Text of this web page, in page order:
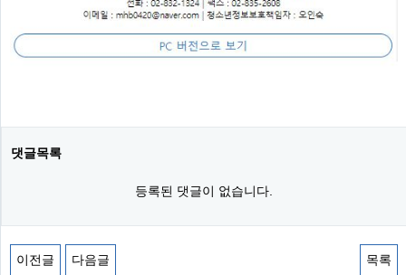
댓글목록
등록된 댓글이 없습니다.
이전글 다음글 목록